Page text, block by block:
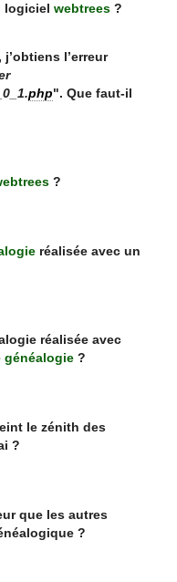
logicielwebtrees ?
l’erreur
php". Que faut-il
?
réalisée avec un
réalisée avec
généalogie ?
le zénith des
?
que les autres
?